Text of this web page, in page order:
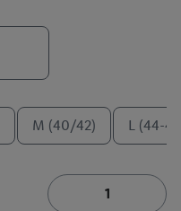
M (40/42) L (44-